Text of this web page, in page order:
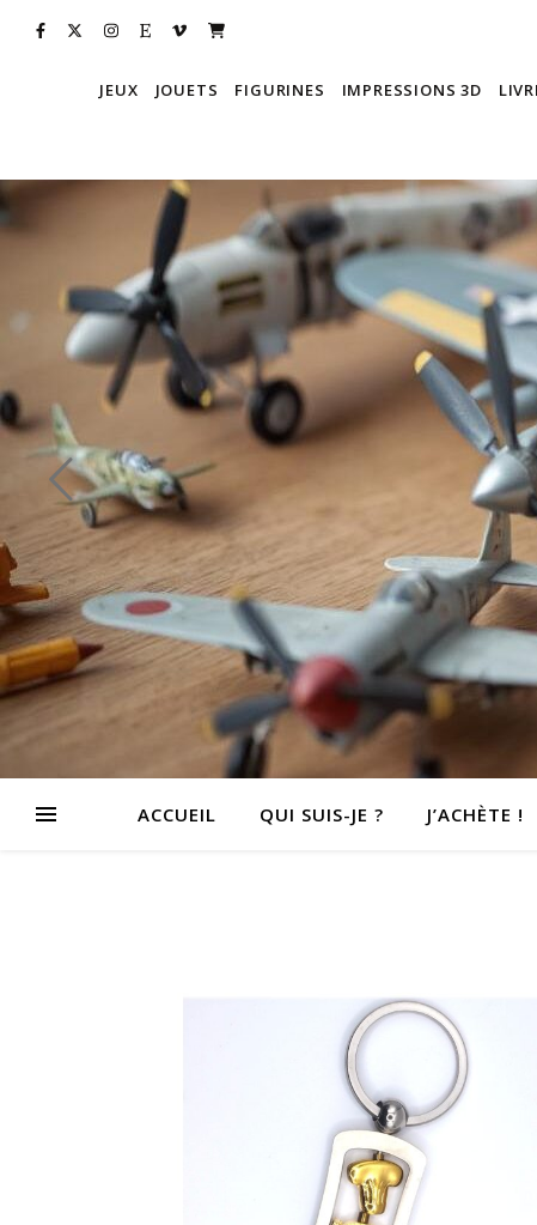
JEUX JOUETS FIGURINES IMPRESSIONS 3D
ACCUEIL QUI SUIS-JE ? J’ACHÈTE !